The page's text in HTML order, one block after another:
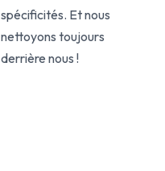
spécificités. Et nous
nettoyons toujours
derrière nous !